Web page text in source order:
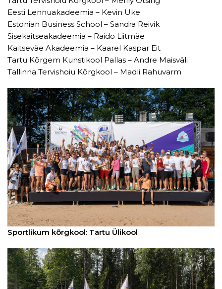
Eesti Lennuakadeemia – Kevin Uke
Estonian Business School – Sandra Reivik
Sisekaitseakadeemia – Raido Liitmäe
Kaitseväe Akadeemia – Kaarel Kaspar Eit
Tartu Kõrgem Kunstikool Pallas – Andre Maisväli
Tallinna Tervishoiu Kõrgkool – Madli Rahuvarm
Sportlikum kõrgkool: Tartu Ülikool